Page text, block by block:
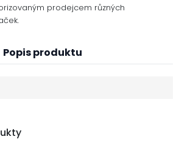
prodejcem různých
Popis produktu